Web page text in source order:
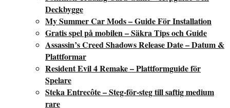
Deckbygge
My Summer Car Mods – Guide För Installation
Gratis spel på mobilen – Säkra Tips och Guide
Assassin’s Creed Shadows Release Date – Datum &
Plattformar
Resident Evil 4 Remake – Plattformguide för
Spelare
Steka Entrecôte – Steg-för-steg till saftig medium
rare